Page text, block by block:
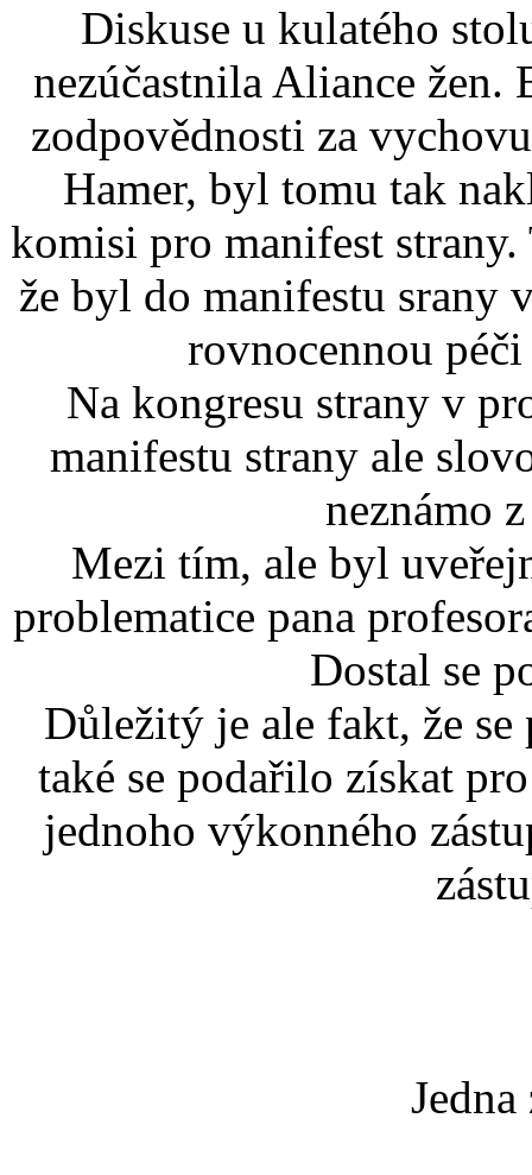
Diskuse u kulatého
nezúčastnila Aliance
zodpovědnosti za
Hamer, byl tomu tak
komisi pro manifest
že byl do manifestu srany
rovnocennou
Na kongresu strany v
manifestu strany ale
neznámo
Mezi tím, ale byl
problematice pana
Dostal se
Důležitý je ale fakt, že
také se podařilo získat
jednoho výkonného